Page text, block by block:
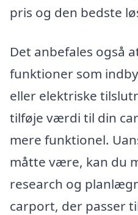
pris og den bedste
Det anbefales også
funktioner som
eller elektriske
tilføje værdi til din
mere funktionel.
måtte være, kan du
research og
carport, der passer